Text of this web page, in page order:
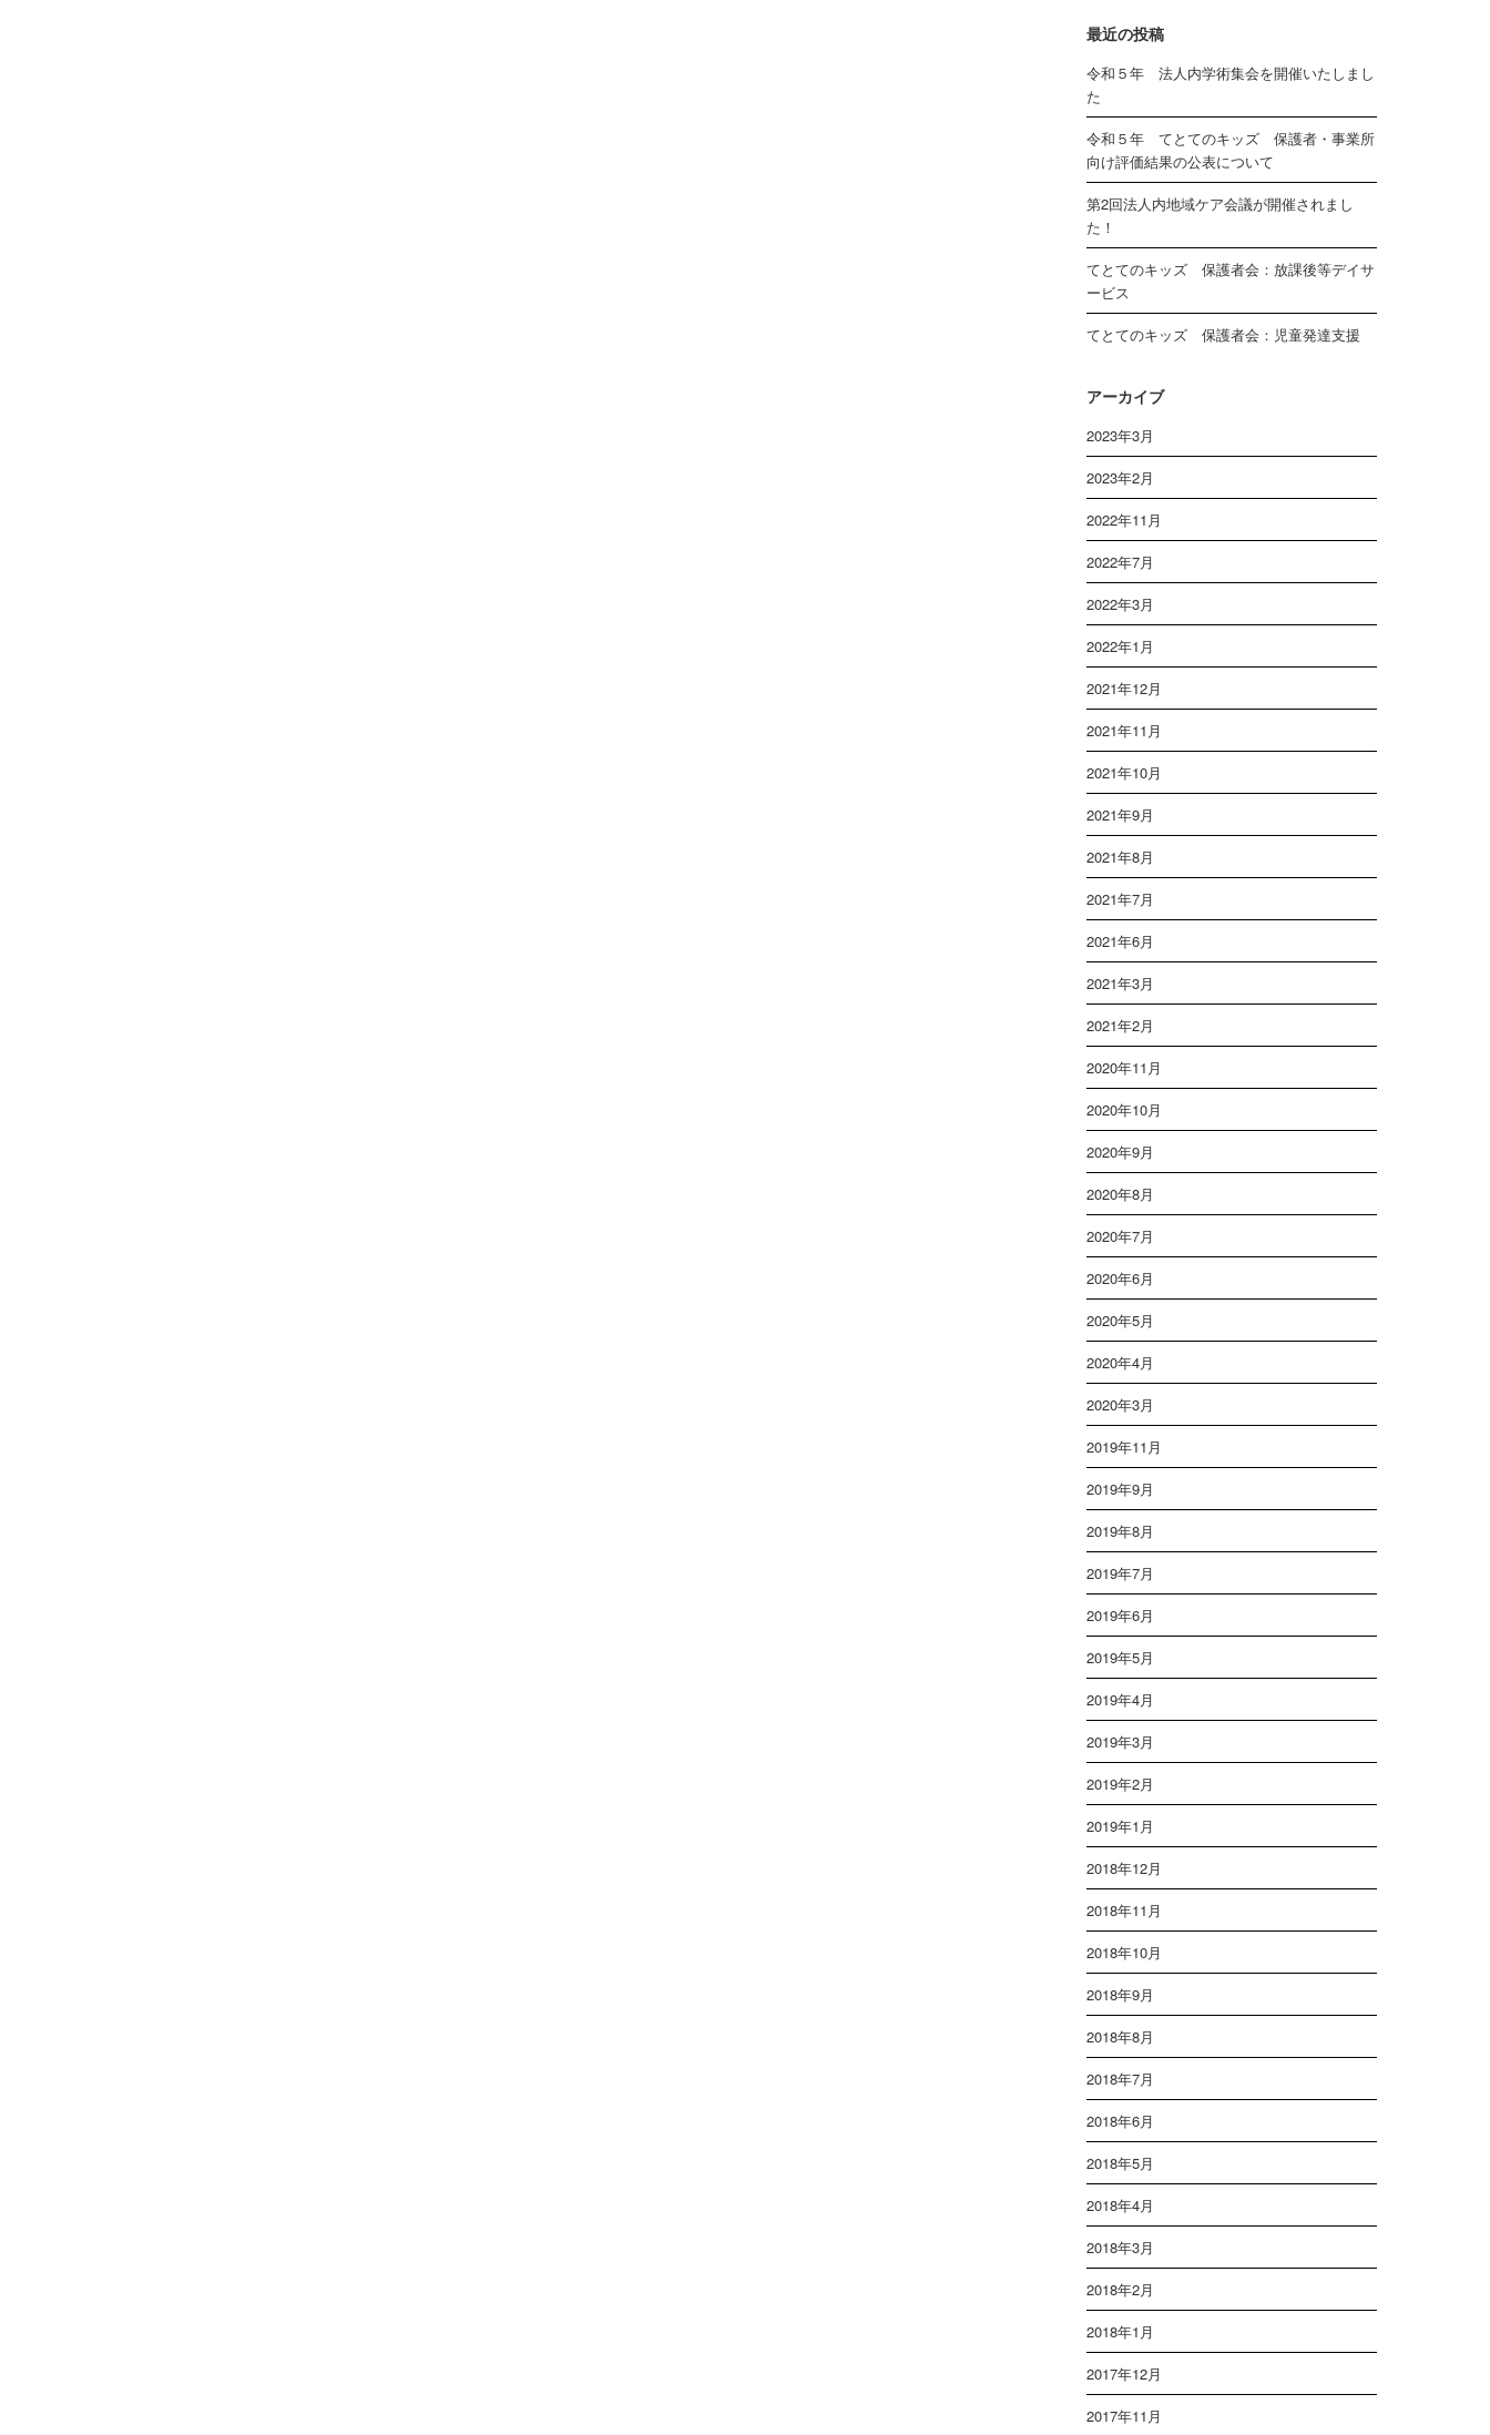
最近の投稿
令和５年 法人内学術集会を開催いたしまし
た
令和５年 てとてのキッズ 保護者・事業所
向け評価結果の公表について
第2回法人内地域ケア会議が開催されまし
た！
てとてのキッズ 保護者会：放課後等デイサ
ービス
てとてのキッズ 保護者会：児童発達支援
アーカイブ
2023年3月
2023年2月
2022年11月
2022年7月
2022年3月
2022年1月
2021年12月
2021年11月
2021年10月
2021年9月
2021年8月
2021年7月
2021年6月
2021年3月
2021年2月
2020年11月
2020年10月
2020年9月
2020年8月
2020年7月
2020年6月
2020年5月
2020年4月
2020年3月
2019年11月
2019年9月
2019年8月
2019年7月
2019年6月
2019年5月
2019年4月
2019年3月
2019年2月
2019年1月
2018年12月
2018年11月
2018年10月
2018年9月
2018年8月
2018年7月
2018年6月
2018年5月
2018年4月
2018年3月
2018年2月
2018年1月
2017年12月
2017年11月